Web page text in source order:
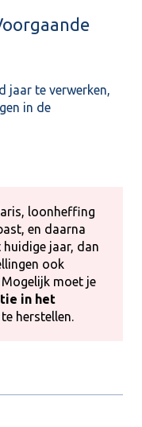
jaar te verwerken,
in de
loonheffing
en daarna
jaar, dan
ook
moet je
in het
herstellen.